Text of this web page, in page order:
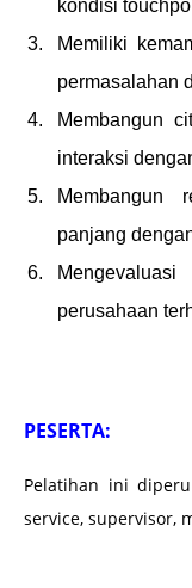
kondisi
Memiliki
permasalahan
Membangun
interaksi
Membangun
panjang
perusahaan
PESERTA:
Pelatihan ini
service, supervisor,